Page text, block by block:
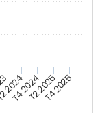
2024
T4 2024T2 2025T4 2025